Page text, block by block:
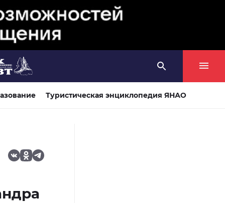
Туристическая энциклопедия ЯНАО